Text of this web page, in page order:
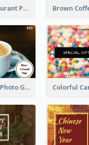
Fusion Restaurant Photo Food Discount Gift Card
Coffee Shop Photo Gift Card For Coffee